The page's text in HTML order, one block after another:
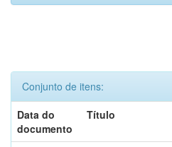
Conjunto de itens:
Data do
documento
Título